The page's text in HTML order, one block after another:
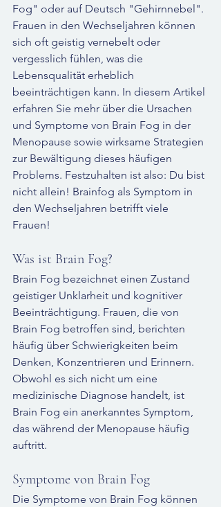
Fog" oder auf Deutsch "Gehirnnebel".
Frauen in den Wechseljahren können
sich oft geistig vernebelt oder
vergesslich fühlen, was die
Lebensqualität erheblich
beeinträchtigen kann. In diesem Artikel
erfahren Sie mehr über die Ursachen
und Symptome von Brain Fog in der
Menopause sowie wirksame Strategien
zur Bewältigung dieses häufigen
Problems. Festzuhalten ist also: Du bist
nicht allein! Brainfog als Symptom in
den Wechseljahren betrifft viele
Frauen!
Was ist Brain Fog?
Brain Fog bezeichnet einen Zustand
geistiger Unklarheit und kognitiver
Beeinträchtigung. Frauen, die von
Brain Fog betroffen sind, berichten
häufig über Schwierigkeiten beim
Denken, Konzentrieren und Erinnern.
Obwohl es sich nicht um eine
medizinische Diagnose handelt, ist
Brain Fog ein anerkanntes Symptom,
das während der Menopause häufig
auftritt.
Symptome von Brain Fog
Die Symptome von Brain Fog können